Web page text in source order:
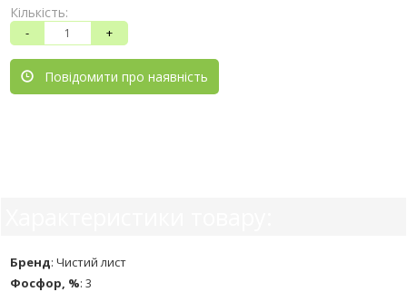
Кількість:
- +
Повідомити про наявність
Бренд: Чистий лист
Фосфор, %: 3